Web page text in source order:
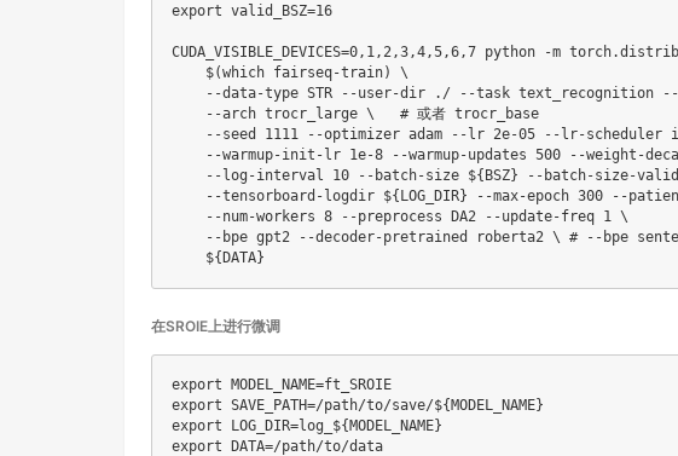
export valid_BSZ=16
CUDA_VISIBLE_DEVICES=0,1,2,3,4,5,6,7 python -m
$(which fairseq-train)
\
--data-type STR --user-dir ./ --task text_recognition
    --arch trocr_large
\
# 或者 trocr_base
    --seed
1111 --optimizer adam --lr 2e-05 --lr-scheduler
    --warmup-init-lr 1e-8 --warmup-updates
500 --weight-
    --log-interval
10 --batch-size ${BSZ} --batch-size-valid
    --tensorboard-logdir
${LOG_DIR} --max-epoch 300 --
    --num-workers
8 --preprocess DA2 --update-freq 1 \
    --bpe gpt2 --decoder-pretrained roberta2
\ # --bpe
${DATA}
在SROIE上进行微调
export MODEL_NAME=
export SAVE_PATH=/path/to/save/${MODEL_NAME}
export
LOG_DIR=log_ ${MODEL_NAME}
export
DATA=